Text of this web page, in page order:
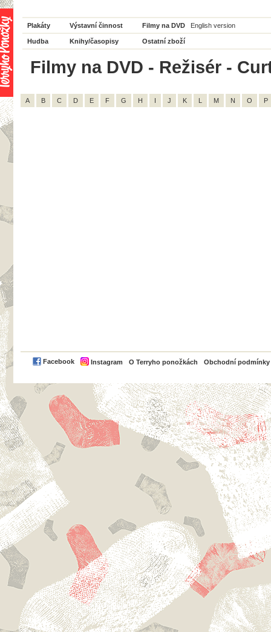
Plakáty Výstavní činnost Filmy na DVD English version
Hudba Knihy/časopisy Ostatní zboží
Filmy na DVD - Režisér -
A B C D E F G H I J K L M N O P
Facebook Instagram O Terryho ponožkách Obchodní podmínky
PayPal